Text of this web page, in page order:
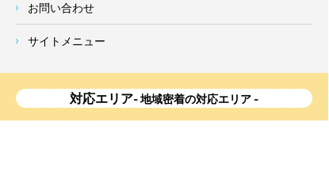
お問い合わせ
サイトメニュー
対応エリア- 地域密着の対応エリア -